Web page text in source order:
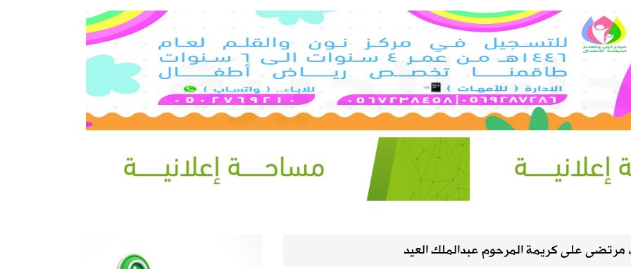
العقير والطرف لتعزيز السلامة المرورية وكفاءة طرق الواحة
القبول للعام الجامعي 1448هـ عبر منصة «قبول»
مرتضى على كريمة المرحوم عبدالملك العيد